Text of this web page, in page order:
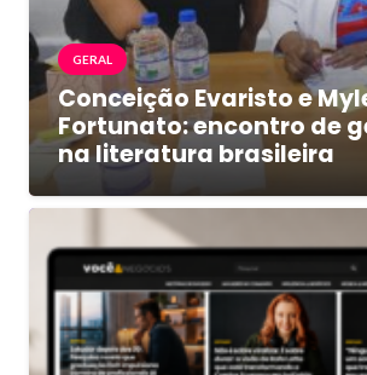
GERAL
Conceição Evaristo e
Fortunato: encontro de
na literatura brasileira